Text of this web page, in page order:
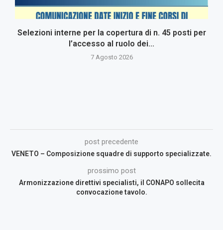
Selezioni interne per la copertura di n. 45 posti per
l’accesso al ruolo dei...
7 Agosto 2026
post precedente
VENETO – Composizione squadre di supporto specializzate.
prossimo post
Armonizzazione direttivi specialisti, il CONAPO sollecita
convocazione tavolo.